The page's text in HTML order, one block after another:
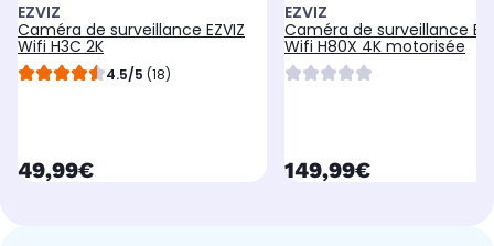
EZVIZ
Caméra de surveillance EZVIZ
Wifi H3C 2K
4.5/5 (18)
currentPrice
49,99€
EZVIZ
Caméra de surveillance
Wifi H80X 4K motorisée
currentPrice
149,99€